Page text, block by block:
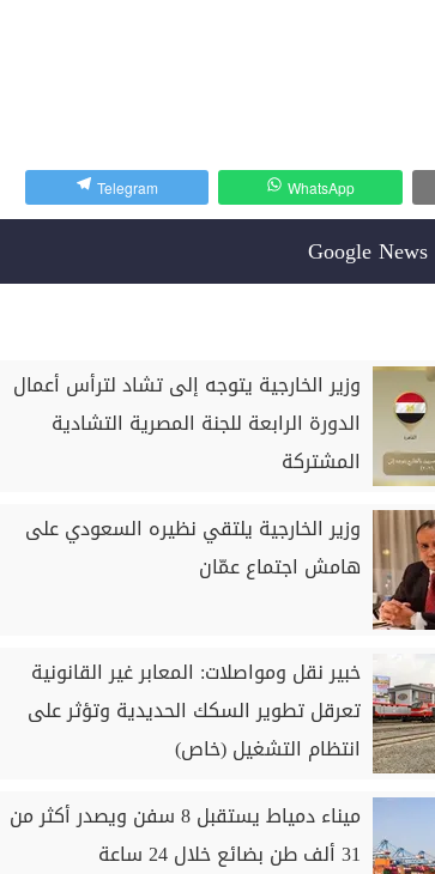
WhatsApp
Telegram
وزير الخارجية يتوجه إلى تشاد لترأس أعمال
الدورة الرابعة للجنة المصرية التشادية
المشتركة
وزير الخارجية يلتقي نظيره السعودي على
هامش اجتماع عمّان
خبير نقل ومواصلات: المعابر غير القانونية
تعرقل تطوير السكك الحديدية وتؤثر على
انتظام التشغيل (خاص)
ميناء دمياط يستقبل 8 سفن ويصدر أكثر من
31 ألف طن بضائع خلال 24 ساعة